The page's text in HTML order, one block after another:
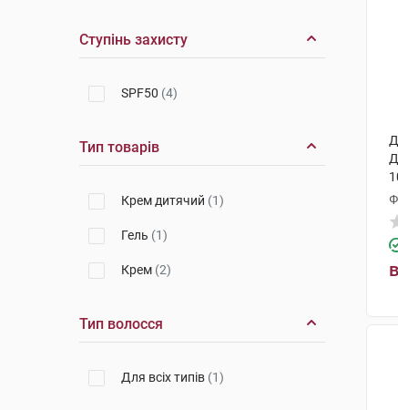
Ступінь захисту
SPF50 (4)
Тип товарів
Крем дитячий (1)
Гель (1)
Крем (2)
Тип волосся
Для всіх типів (1)